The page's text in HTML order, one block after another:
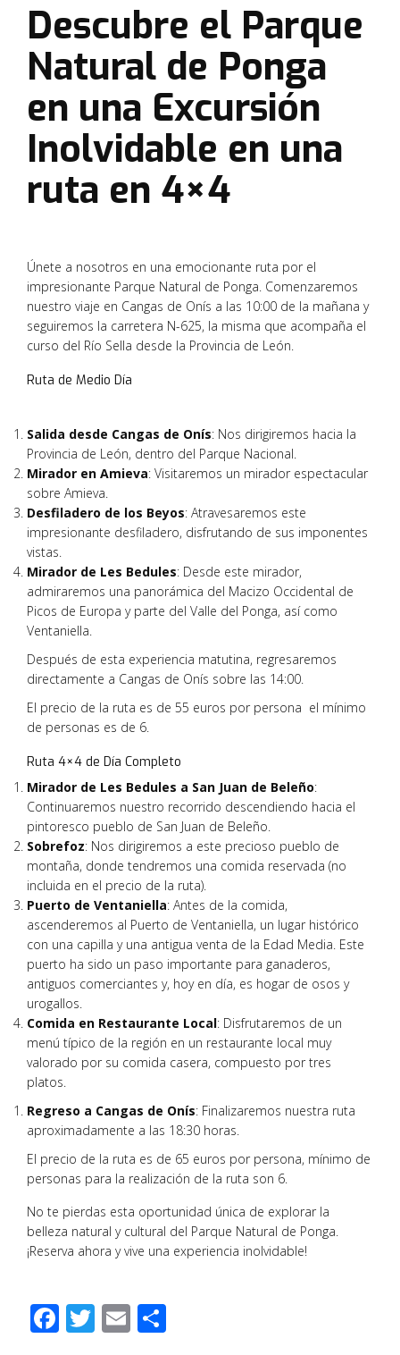
Descubre el Parque
Natural de Ponga
en una Excursión
Inolvidable en una
ruta en 4×4
Únete a nosotros en una emocionante ruta por el
impresionante Parque Natural de Ponga. Comenzaremos
nuestro viaje en Cangas de Onís a las 10:00 de la mañana y
seguiremos la carretera N-625, la misma que acompaña el
curso del Río Sella desde la Provincia de León.
Ruta de Medio Día
Salida desde Cangas de Onís: Nos dirigiremos hacia la
Provincia de León, dentro del Parque Nacional.
Mirador en Amieva: Visitaremos un mirador espectacular
sobre Amieva.
Desfiladero de los Beyos: Atravesaremos este
impresionante desfiladero, disfrutando de sus imponentes
vistas.
Mirador de Les Bedules: Desde este mirador,
admiraremos una panorámica del Macizo Occidental de
Picos de Europa y parte del Valle del Ponga, así como
Ventaniella.
Después de esta experiencia matutina, regresaremos
directamente a Cangas de Onís sobre las 14:00.
El precio de la ruta es de 55 euros por persona el mínimo
de personas es de 6.
Ruta 4×4 de Día Completo
Mirador de Les Bedules a San Juan de Beleño:
Continuaremos nuestro recorrido descendiendo hacia el
pintoresco pueblo de San Juan de Beleño.
Sobrefoz: Nos dirigiremos a este precioso pueblo de
montaña, donde tendremos una comida reservada (no
incluida en el precio de la ruta).
Puerto de Ventaniella: Antes de la comida,
ascenderemos al Puerto de Ventaniella, un lugar histórico
con una capilla y una antigua venta de la Edad Media. Este
puerto ha sido un paso importante para ganaderos,
antiguos comerciantes y, hoy en día, es hogar de osos y
urogallos.
Comida en Restaurante Local: Disfrutaremos de un
menú típico de la región en un restaurante local muy
valorado por su comida casera, compuesto por tres
platos.
Regreso a Cangas de Onís: Finalizaremos nuestra ruta
aproximadamente a las 18:30 horas.
El precio de la ruta es de 65 euros por persona, mínimo de
personas para la realización de la ruta son 6.
No te pierdas esta oportunidad única de explorar la
belleza natural y cultural del Parque Natural de Ponga.
¡Reserva ahora y vive una experiencia inolvidable!
Facebook
Twitter
Email